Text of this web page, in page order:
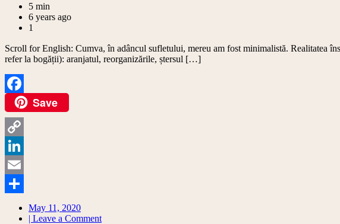
5 min
6 years ago
1
Scroll for English: Cumva, în adâncul sufletului, mereu am fost minimalistă. Realitatea
refer la bogății): aranjatul, reorganizările, ștersul […]
FacebookSave
Copy
Link
LinkedIn
Email
May 11, 2020
| Leave a Commenton